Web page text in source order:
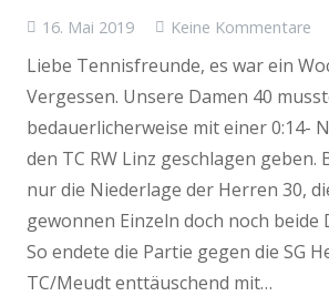
16. Mai 2019 Keine Kommentare
Liebe Tennisfreunde, es war ein
Vergessen. Unsere Damen 40
bedauerlicherweise mit einer 0:14-
den TC RW Linz geschlagen geben.
nur die Niederlage der Herren 30,
gewonnen Einzeln doch noch beide
So endete die Partie gegen die SG
TC/Meudt enttäuschend mit…